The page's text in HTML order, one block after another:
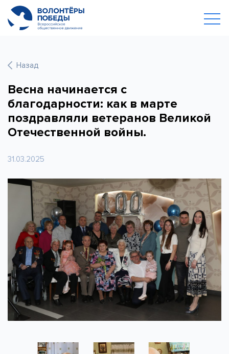
Назад
Весна начинается с
благодарности: как в марте
поздравляли ветеранов Великой
Отечественной войны.
31.03.2025